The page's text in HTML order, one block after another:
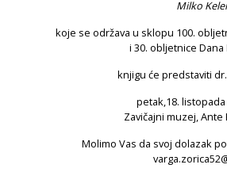
Milko
koje se održava u sklopu 100.
i 30. obljetnice
knjigu će predstaviti
petak,18. listopada
Zavičajni muzej, Ante
Molimo Vas da svoj dolazak